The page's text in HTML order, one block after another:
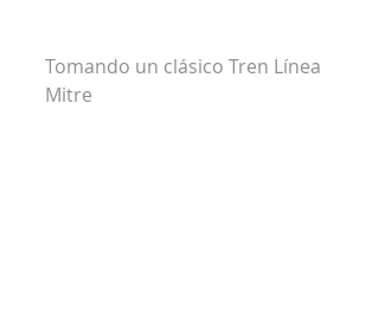
Tomando un clásico Tren Línea
Mitre